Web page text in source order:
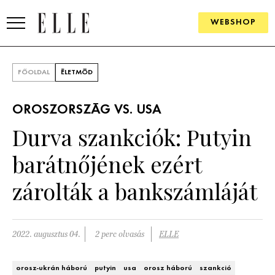
WEBSHOP
SZÉPSÉG
ÉLETMÓD
PÁRKAPCSOLAT
FŐOLDAL ÉLETMÓD
OROSZORSZÁG VS. USA
Durva szankciók: Putyin
barátnőjének ezért
zárolták a bankszámláját
2022. augusztus 04. 2 perc olvasás ELLE
orosz-ukrán háború putyin usa orosz háború
szankció